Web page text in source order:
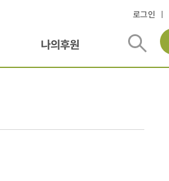
로그인
나의후원